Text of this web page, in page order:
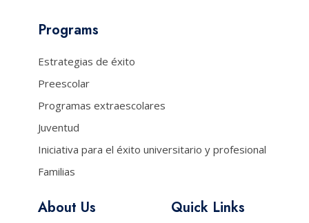
Programs
Estrategias de éxito
Preescolar
Programas extraescolares
Juventud
Iniciativa para el éxito universitario y profesional
Familias
About Us Quick Links